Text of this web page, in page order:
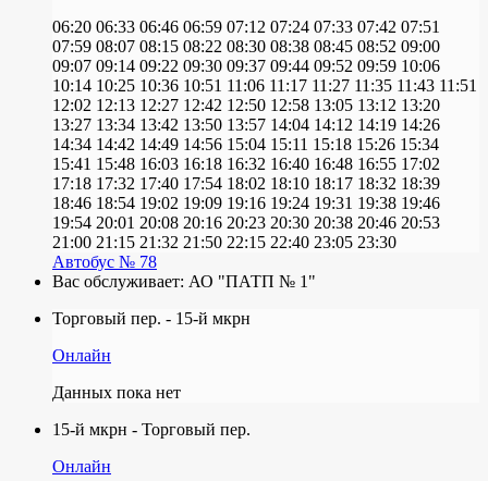
06:20 06:33 06:46 06:59 07:12 07:24 07:33 07:42 07:51
07:59 08:07 08:15 08:22 08:30 08:38 08:45 08:52 09:00
09:07 09:14 09:22 09:30 09:37 09:44 09:52 09:59 10:06
10:14 10:25 10:36 10:51 11:06 11:17 11:27 11:35 11:43 11:51
12:02 12:13 12:27 12:42 12:50 12:58 13:05 13:12 13:20
13:27 13:34 13:42 13:50 13:57 14:04 14:12 14:19 14:26
14:34 14:42 14:49 14:56 15:04 15:11 15:18 15:26 15:34
15:41 15:48 16:03 16:18 16:32 16:40 16:48 16:55 17:02
17:18 17:32 17:40 17:54 18:02 18:10 18:17 18:32 18:39
18:46 18:54 19:02 19:09 19:16 19:24 19:31 19:38 19:46
19:54 20:01 20:08 20:16 20:23 20:30 20:38 20:46 20:53
21:00 21:15 21:32 21:50 22:15 22:40 23:05 23:30
Автобус № 78
Вас обслуживает: АО "ПАТП № 1"
Торговый пер. - 15-й мкрн
Онлайн
Данных пока нет
15-й мкрн - Торговый пер.
Онлайн